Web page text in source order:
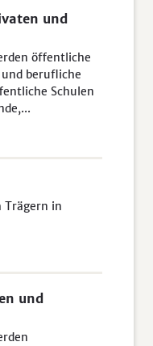
und
öffentliche
berufliche
Schulen
Trägern in
und